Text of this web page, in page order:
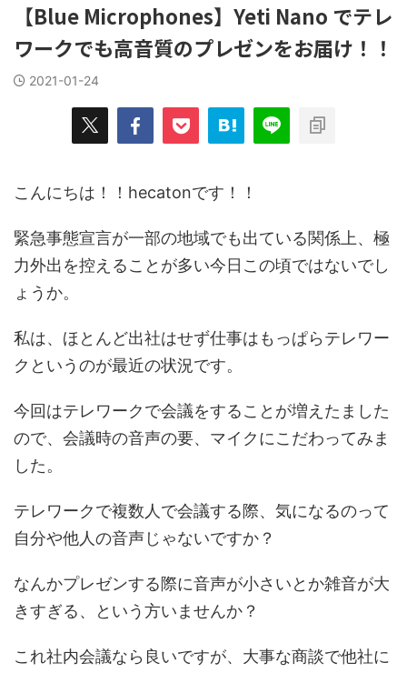
【Blue Microphones】Yeti Nano でテレ
ワークでも高音質のプレゼンをお届け！！
2021-01-24
こんにちは！！hecatonです！！
緊急事態宣言が一部の地域でも出ている関係上、極
力外出を控えることが多い今日この頃ではないでし
ょうか。
私は、ほとんど出社はせず仕事はもっぱらテレワー
クというのが最近の状況です。
今回はテレワークで会議をすることが増えたました
ので、会議時の音声の要、マイクにこだわってみま
した。
テレワークで複数人で会議する際、気になるのって
自分や他人の音声じゃないですか？
なんかプレゼンする際に音声が小さいとか雑音が大
きすぎる、という方いませんか？
これ社内会議なら良いですが、大事な商談で他社に